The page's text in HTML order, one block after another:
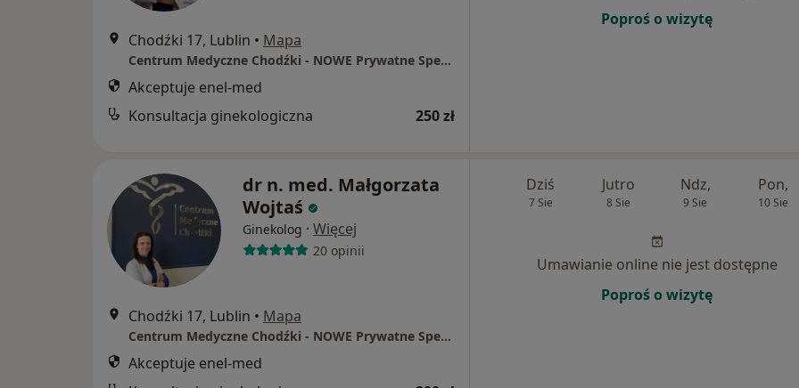
Chodźki 17, Lublin • Mapa
Centrum Medyczne Chodźki - NOWE Prywatne Specjalistyczne Gabinety Lekarskie
Akceptuje enel-med
Konsultacja ginekologiczna
250 zł
Poproś o wizytę
dr n. med. Małgorzata
Wojtaś
Ginekolog · Więcej
20 opinii
Chodźki 17, Lublin • Mapa
Centrum Medyczne Chodźki - NOWE Prywatne Specjalistyczne Gabinety Lekarskie
Akceptuje enel-med
Dziś
7 Sie
Jutro
8 Sie
Ndz,
9 Sie
Pon,
10 Sie
Umawianie online nie jest dostępne
Poproś o wizytę